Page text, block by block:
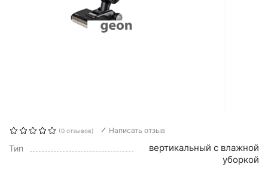
(0 отзывов) Написать отзыв
Тип
вертикальный с влажной
уборкой